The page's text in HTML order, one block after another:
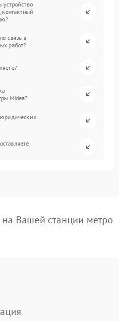
контактный
связь в
работ?
Midea?
Вашей станции метро